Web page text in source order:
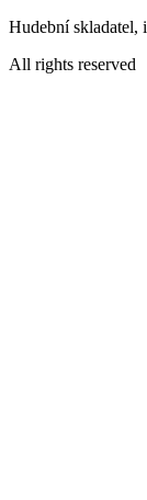
Přejít
obsahu
Hudební skladatel,
All rights reserved